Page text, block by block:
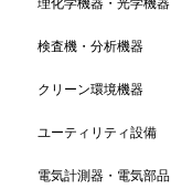
理化学機器・光学機器
検査機・分析機器
クリーン環境機器
ユーティリティ設備
電気計測器・電気部品